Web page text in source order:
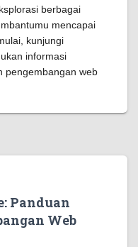
berbagai
mencapai
kunjungi
informasi
pengembangan web
Panduan
Web